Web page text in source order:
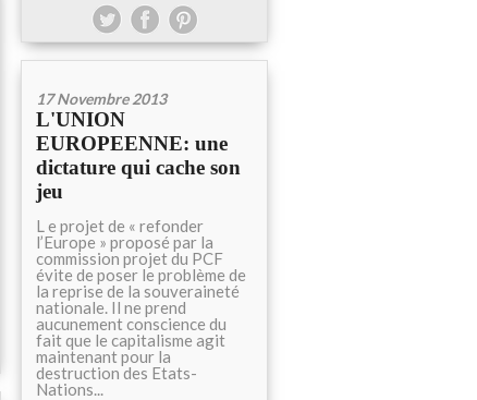
17 Novembre 2013
L'UNION
EUROPEENNE: une
dictature qui cache son
jeu
L e projet de « refonder
l’Europe » proposé par la
commission projet du PCF
évite de poser le problème de
la reprise de la souveraineté
nationale. Il ne prend
aucunement conscience du
fait que le capitalisme agit
maintenant pour la
destruction des Etats-
Nations...